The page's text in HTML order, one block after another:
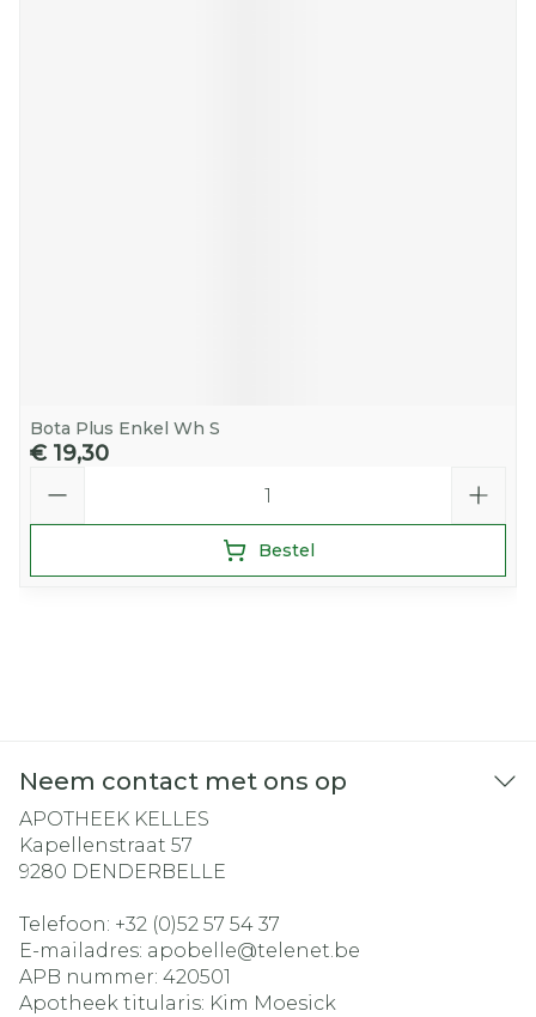
Bota Plus Enkel Wh S
€ 19,30
Bestel
Neem contact met ons op
APOTHEEK KELLES
Kapellenstraat 57
9280 DENDERBELLE
Telefoon: +32 (0)52 57 54 37
E-mailadres: apobelle@telenet.be
APB nummer: 420501
Apotheek titularis: Kim Moesick